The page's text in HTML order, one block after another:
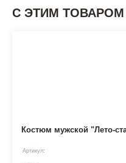
С ЭТИМ
Костюм мужской "Лето-
Артикул: